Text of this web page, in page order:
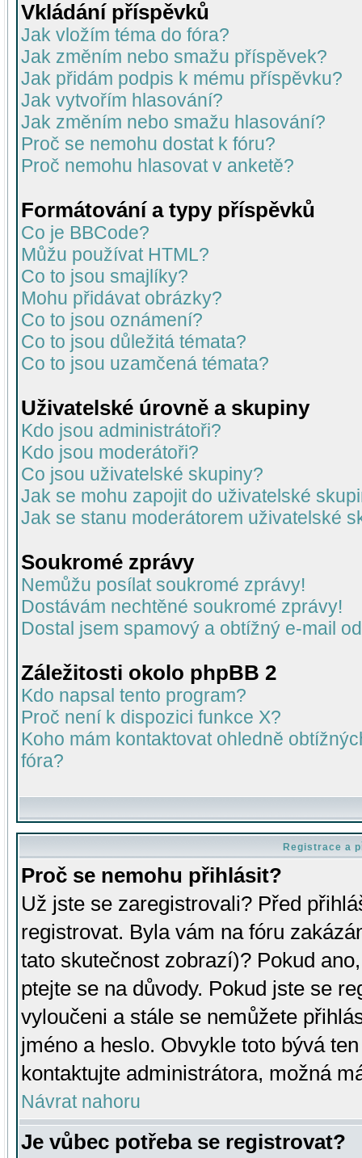
Vkládání příspěvků
Jak vložím téma do fóra?
Jak změním nebo smažu příspěvek?
Jak přidám podpis k mému příspěvku?
Jak vytvořím hlasování?
Jak změním nebo smažu hlasování?
Proč se nemohu dostat k fóru?
Proč nemohu hlasovat v anketě?
Formátování a typy příspěvků
Co je BBCode?
Můžu používat HTML?
Co to jsou smajlíky?
Mohu přidávat obrázky?
Co to jsou oznámení?
Co to jsou důležitá témata?
Co to jsou uzamčená témata?
Uživatelské úrovně a skupiny
Kdo jsou administrátoři?
Kdo jsou moderátoři?
Co jsou uživatelské skupiny?
Jak se mohu zapojit do uživatelské
Jak se stanu moderátorem uživatelské
Soukromé zprávy
Nemůžu posílat soukromé zprávy!
Dostávám nechtěné soukromé zprávy!
Dostal jsem spamový a obtížný e-mail
Záležitosti okolo phpBB 2
Kdo napsal tento program?
Proč není k dispozici funkce X?
Koho mám kontaktovat ohledně
fóra?
Registrace a
Proč se nemohu přihlásit?
Už jste se zaregistrovali? Před
registrovat. Byla vám na fóru
tato skutečnost zobrazí)? Pokud
ptejte se na důvody. Pokud jste se
vyloučeni a stále se nemůžete
jméno a heslo. Obvykle toto bývá
kontaktujte administrátora, možná
Návrat nahoru
Je vůbec potřeba se registrovat?